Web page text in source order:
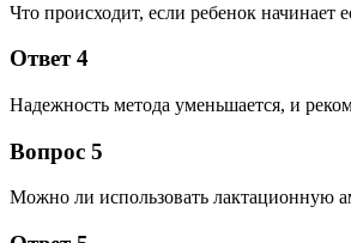
Что происходит, если ребенок начинает
Ответ 4
Надежность метода уменьшается, и
Вопрос 5
Можно ли использовать лактационную